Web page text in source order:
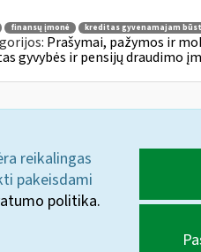
finansų įmonė
kreditas gyvenamajam
Prašymai, pažymos ir
gyvybės ir pensijų draudimo
reikalingas
pakeisdami
politika.